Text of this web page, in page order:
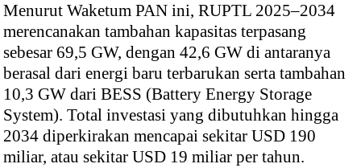
Menurut Waketum PAN ini, RUPTL 2025–2034
merencanakan tambahan kapasitas terpasang
sebesar 69,5 GW, dengan 42,6 GW di antaranya
berasal dari energi baru terbarukan serta tambahan
10,3 GW dari BESS (Battery Energy Storage
System). Total investasi yang dibutuhkan hingga
2034 diperkirakan mencapai sekitar USD 190
miliar, atau sekitar USD 19 miliar per tahun.